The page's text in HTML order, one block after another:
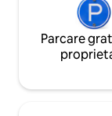
Parcare